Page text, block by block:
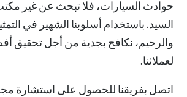
حوادث السيارات، فلا تبحث عن غير
السيد. باستخدام أسلوبنا الشهير في
والرحيم، نكافح بجدية من أجل تحقيق
لعملائنا.
اتصل بفريقنا للحصول على استشارة